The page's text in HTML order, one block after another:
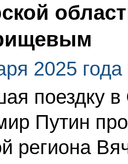
2025 года
поездку
Путин
региона